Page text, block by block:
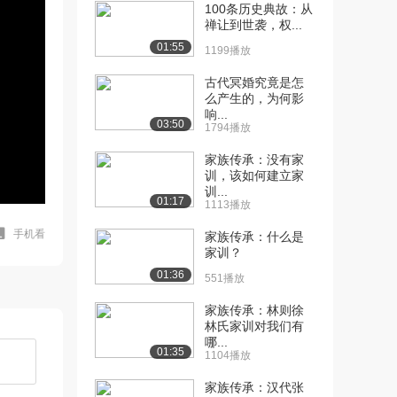
手机看
01:55
100条历史典故：从
禅让到世袭，权...
1199播放
03:50
古代冥婚究竟是怎
么产生的，为何影
响...
1794播放
01:17
家族传承：没有家
训，该如何建立家
训...
1113播放
01:36
家族传承：什么是
家训？
551播放
01:35
家族传承：林则徐
林氏家训对我们有
哪...
1104播放
家族传承：汉代张